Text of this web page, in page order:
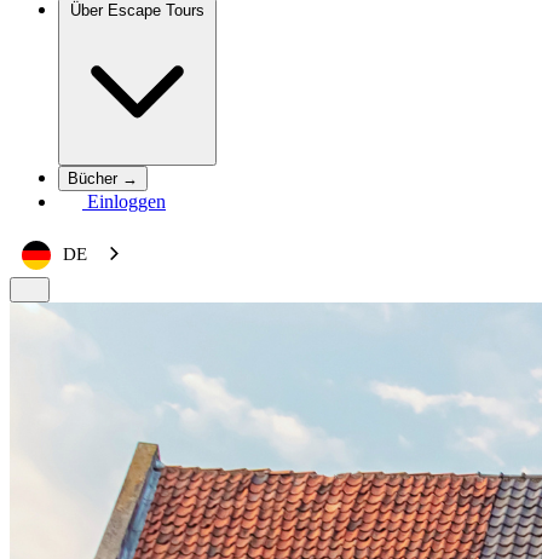
Über Escape Tours
Bücher →
Einloggen
DE